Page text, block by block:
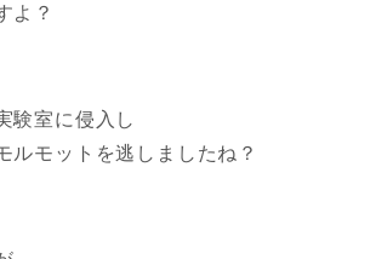
よ？
験室に侵入し
ルモットを逃しましたね？